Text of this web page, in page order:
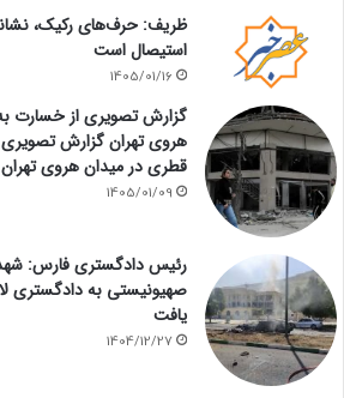
ظریف: حرف‌های رکیک،
استیصال است
1405/01/16
گزارش تصویری از خسارت
هروی تهران گزارش تصویری
قطری در میدان هروی تهران
1405/01/09
رئیس دادگستری فارس:
یافت
1404/12/27